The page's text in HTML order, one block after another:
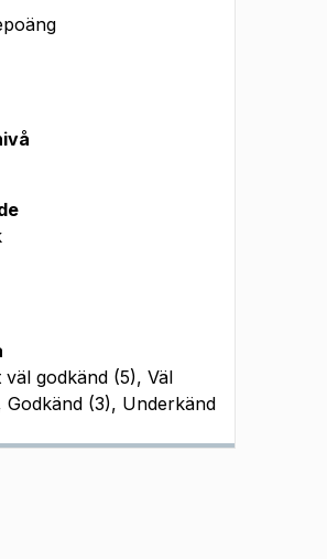
godkänd (5), Väl
Godkänd (3), Underkänd